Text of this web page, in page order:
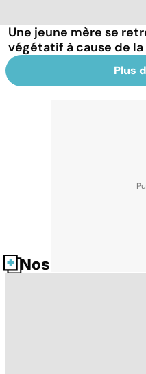
Une jeune mère se
végétatif à cause de
Plus
Nos fiches santé